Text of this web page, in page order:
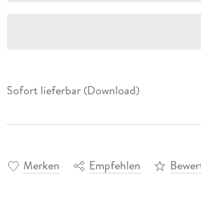
Sofort lieferbar (Download)
Merken Empfehlen